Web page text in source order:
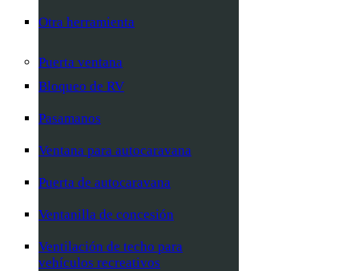
Otra herramienta
Puerta ventana
Bloqueo de RV
Pasamanos
Ventana para autocaravana
Puerta de autocaravana
Ventanilla de concesión
Ventilación de techo para
vehículos recreativos